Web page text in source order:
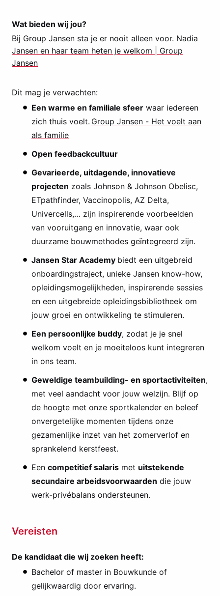
Wat bieden wij jou?
Bij Group Jansen sta je er nooit alleen voor. Nadia
Jansen en haar team heten je welkom | Group
Jansen
Dit mag je verwachten:
Een warme en familiale sfeer waar iedereen
zich thuis voelt. Group Jansen - Het voelt aan
als familie
Open feedbackcultuur
Gevarieerde, uitdagende, innovatieve
projecten zoals Johnson & Johnson Obelisc,
ETpathfinder, Vaccinopolis, AZ Delta,
Univercells,… zijn inspirerende voorbeelden
van vooruitgang en innovatie, waar ook
duurzame bouwmethodes geïntegreerd zijn.
Jansen Star Academy biedt een uitgebreid
onboardingstraject, unieke Jansen know-how,
opleidingsmogelijkheden, inspirerende sessies
en een uitgebreide opleidingsbibliotheek om
jouw groei en ontwikkeling te stimuleren.
Een persoonlijke buddy, zodat je je snel
welkom voelt en je moeiteloos kunt integreren
in ons team.
Geweldige teambuilding- en sportactiviteiten,
met veel aandacht voor jouw welzijn. Blijf op
de hoogte met onze sportkalender en beleef
onvergetelijke momenten tijdens onze
gezamenlijke inzet van het zomerverlof en
sprankelend kerstfeest.
Een competitief salaris met uitstekende
secundaire arbeidsvoorwaarden die jouw
werk-privébalans ondersteunen.
Vereisten
De kandidaat die wij zoeken heeft:
Bachelor of master in Bouwkunde of
gelijkwaardig door ervaring.